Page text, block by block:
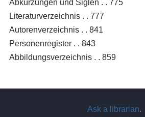
Abkürzungen und Siglen . . 775
Literaturverzeichnis . . 777
Autorenverzeichnis . . 841
Personenregister . . 843
Abbildungsverzeichnis . . 859
Ask a librarian.